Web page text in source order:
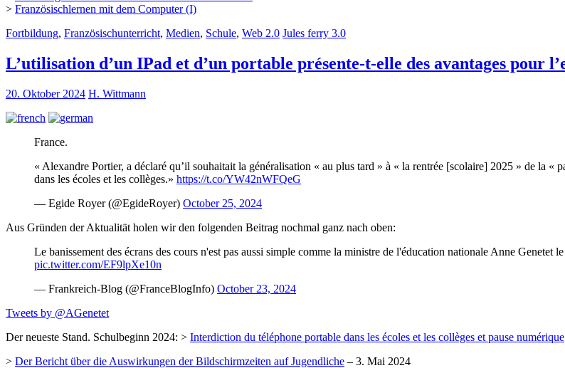
> Französischlernen mit dem Computer (I)
Fortbildung, Französischunterricht, Medien, Schule, Web 2.0 Jules ferry 3.0
L’utilisation d’un IPad et d’un portable présente-t-elle des avantages pour
20. Oktober 2024 H. Wittmann
France.
« Alexandre Portier, a déclaré qu’il souhaitait la généralisation « au plus tard » à « la rentrée [scolaire] 2025 » de la «
dans les écoles et les collèges.» https://t.co/YW42nWFQeG
— Egide Royer (@EgideRoyer) October 25, 2024
Aus Gründen der Aktualität holen wir den folgenden Beitrag nochmal ganz nach oben:
Le banissement des écrans des cours n'est pas aussi simple comme la ministre de l'éducation nationale Anne Genetet
pic.twitter.com/EF9lpXe10n
— Frankreich-Blog (@FranceBlogInfo) October 23, 2024
Tweets by @AGenetet
Der neueste Stand. Schulbeginn 2024: > Interdiction du téléphone portable dans les écoles et les collèges et pause numérique
> Der Bericht über die Auswirkungen der Bildschirmzeiten auf Jugendliche – 3. Mai 2024